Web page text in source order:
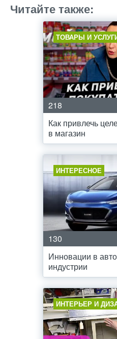
Читайте также:
ТОВАРЫ И
218
Как привлечь
в магазин
ИНТЕРЕСНОЕ
130
Инновации в
индустрии
ИНТЕРЬЕР И